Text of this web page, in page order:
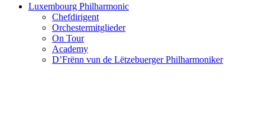
Luxembourg Philharmonic
Chefdirigent
Orchestermitglieder
On Tour
Academy
D’Frënn vun de Lëtzebuerger Philharmoniker